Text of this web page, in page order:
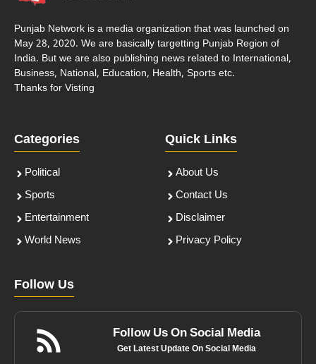
Punjab Network is a media organization that was launched on
May 28, 2020. We are basically targetting Punjab Region of
India. But we are also publishing news related to International,
Business, National, Education, Health, Sports etc.
Thanks for Visting
Categories
Political
Sports
Entertainment
World News
Quick Links
About Us
Contact Us
Disclaimer
Privacy Policy
Follow Us
Follow Us On Social Media
Get Latest Update On Social Media